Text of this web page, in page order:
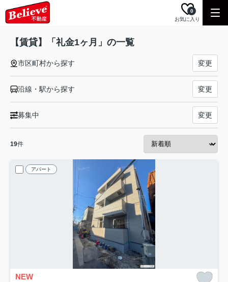
お気に入り
0
【賃貸】「礼金1ヶ月」の一覧
市区町村から探す 変更
沿線・駅から探す 変更
募集中 変更
19件
アパート
NEW